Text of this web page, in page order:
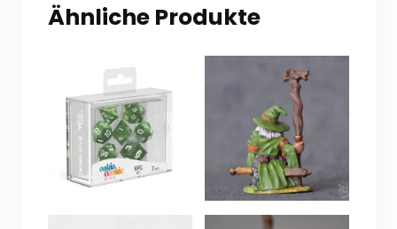
Ähnliche Produkte